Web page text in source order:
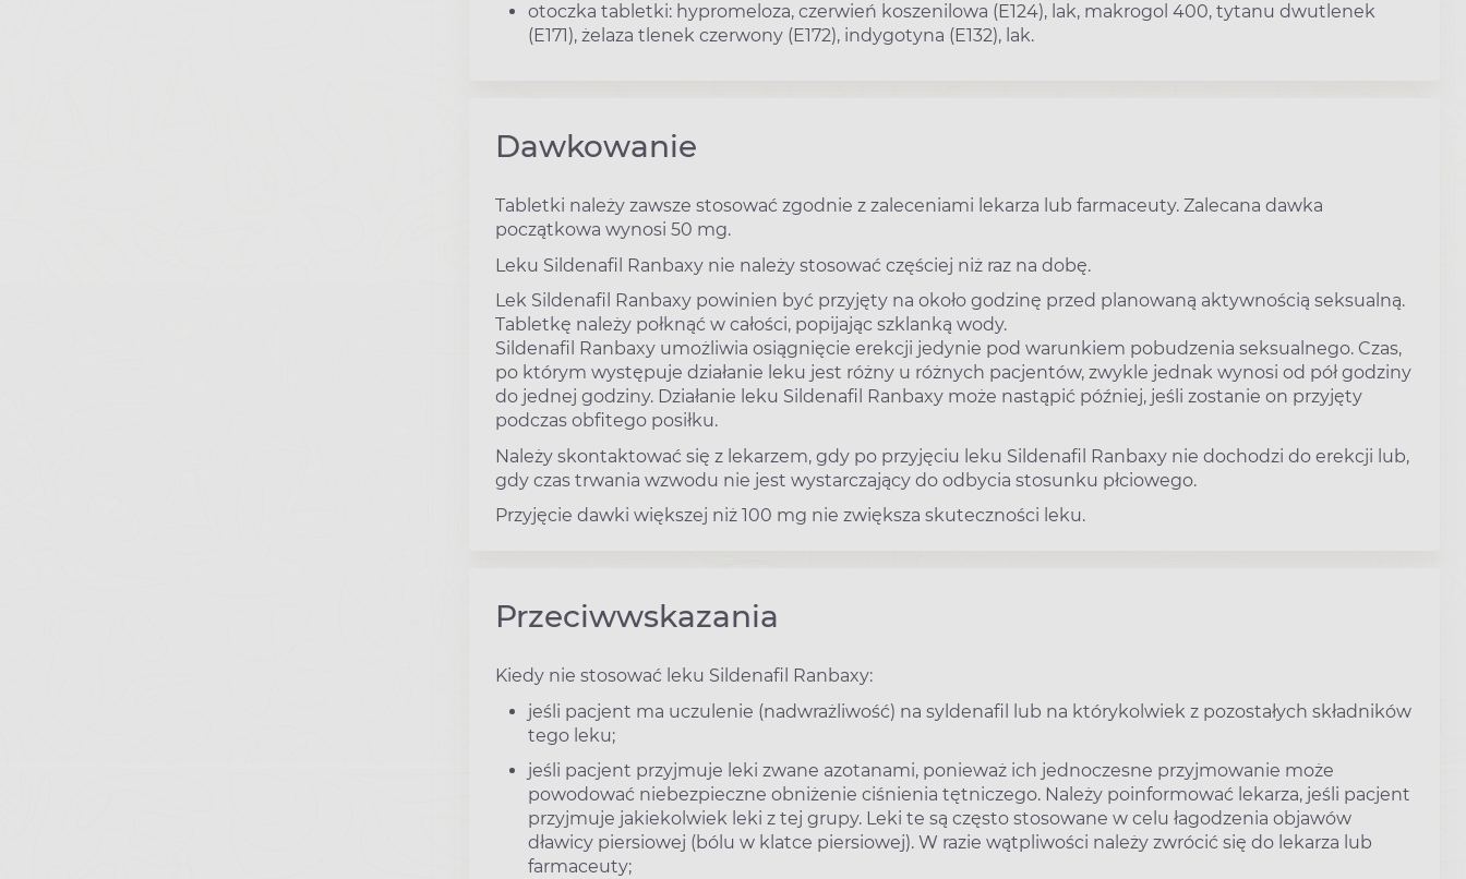
otoczka tabletki: hypromeloza, czerwień koszenilowa (E124), lak, makrogol 400, tytanu dwutlenek
(E171), żelaza tlenek czerwony (E172), indygotyna (E132), lak.
Dawkowanie
Tabletki należy zawsze stosować zgodnie z zaleceniami lekarza lub farmaceuty. Zalecana dawka
początkowa wynosi 50 mg.
Leku Sildenafil Ranbaxy nie należy stosować częściej niż raz na dobę.
Lek Sildenafil Ranbaxy powinien być przyjęty na około godzinę przed planowaną aktywnością seksualną.
Tabletkę należy połknąć w całości, popijając szklanką wody.
Sildenafil Ranbaxy umożliwia osiągnięcie erekcji jedynie pod warunkiem pobudzenia seksualnego. Czas,
po którym występuje działanie leku jest różny u różnych pacjentów, zwykle jednak wynosi od pół godziny
do jednej godziny. Działanie leku Sildenafil Ranbaxy może nastąpić później, jeśli zostanie on przyjęty
podczas obfitego posiłku.
Należy skontaktować się z lekarzem, gdy po przyjęciu leku Sildenafil Ranbaxy nie dochodzi do erekcji lub,
gdy czas trwania wzwodu nie jest wystarczający do odbycia stosunku płciowego.
Przyjęcie dawki większej niż 100 mg nie zwiększa skuteczności leku.
Przeciwwskazania
Kiedy nie stosować leku Sildenafil Ranbaxy:
jeśli pacjent ma uczulenie (nadwrażliwość) na syldenafil lub na którykolwiek z pozostałych składników
tego leku;
jeśli pacjent przyjmuje leki zwane azotanami, ponieważ ich jednoczesne przyjmowanie może
powodować niebezpieczne obniżenie ciśnienia tętniczego. Należy poinformować lekarza, jeśli pacjent
przyjmuje jakiekolwiek leki z tej grupy. Leki te są często stosowane w celu łagodzenia objawów
dławicy piersiowej (bólu w klatce piersiowej). W razie wątpliwości należy zwrócić się do lekarza lub
farmaceuty;